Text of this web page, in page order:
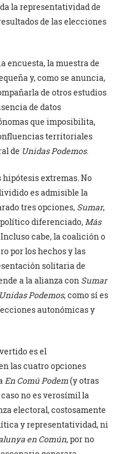
la representatividad de
de las elecciones
encuesta, la muestra de
y, como se anuncia,
de otros estudios
de datos
que imposibilita,
territoriales
de Unidas Podemos.
hipótesis extremas. No
es admisible la
tres opciones, Sumar,
diferenciado,Más
Incluso cabe, la coalición o
por los hechos y las
solitaria de
a la alianza con Sumar
Unidas Podemos, como sí es
autonómicas y
es el
las cuatro opciones
En Comú Podem(y otras
no es verosímil la
electoral, costosamente
y representatividad, ni
en Común, por no